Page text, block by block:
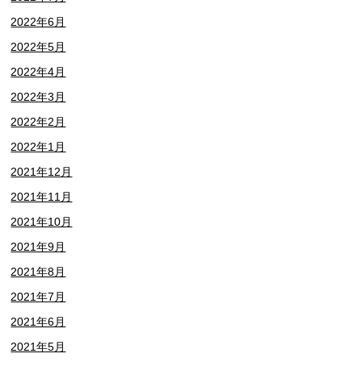
2022年6月
2022年5月
2022年4月
2022年3月
2022年2月
2022年1月
2021年12月
2021年11月
2021年10月
2021年9月
2021年8月
2021年7月
2021年6月
2021年5月